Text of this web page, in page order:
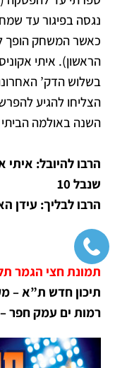
נגסה בפיגור עד
כאשר המשחק הופך
הראשון). איתי
הצליחו להגיע
השנה באולמה
שנבל 10
הרבו לבליך: עידן האשכנזי 13, יובל
תמונת חצי הגמר
תיכון חדש ת”א –
רמות ים עמק חפר –